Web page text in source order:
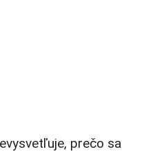
prečo sa